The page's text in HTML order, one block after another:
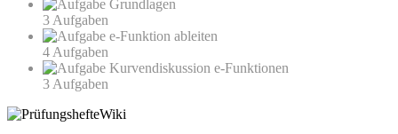
Grundlagen
3 Aufgaben
e-Funktion ableiten
4 Aufgaben
Kurvendiskussion e-Funktionen
3 Aufgaben